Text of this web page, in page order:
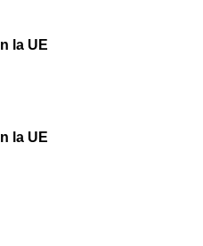
la UE
la UE